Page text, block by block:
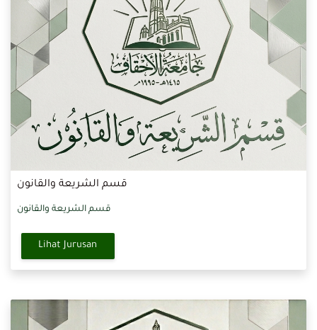
قسم الشريعة والقانون
قسم الشريعة والقانون
Lihat Jurusan